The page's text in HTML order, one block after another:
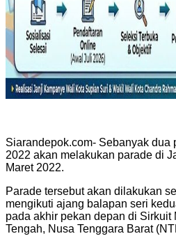
Siarandepok.com- Sebanyak dua
2022 akan melakukan parade di
Maret 2022.
Parade tersebut akan dilakukan
mengikuti ajang balapan seri
pada akhir pekan depan di Sirkuit
Tengah, Nusa Tenggara Barat